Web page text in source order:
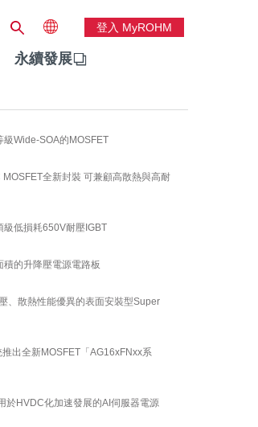
登入 MyROHM
永續發展
級Wide-SOA的MOSFET
全新封裝 可兼顧高散熱與高耐
級低損耗650V耐壓IGBT
積的升降壓電源電路板
、散熱性能優異的表面安裝型Super
出全新MOSFET「AG16xFNxx系
於HVDC化加速發展的AI伺服器電源